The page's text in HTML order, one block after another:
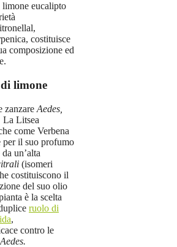
limone eucalipto
costituisce
composizione ed
di limone
zanzare Aedes,
La Litsea
come Verbena
per il suo profumo
un’alta
(isomeri
costituiscono il
del suo olio
è la scelta
ruolo di
,
contro le
Aedes.